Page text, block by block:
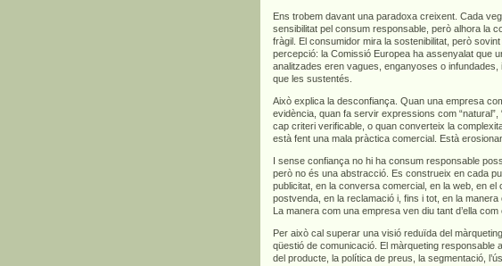
Ens trobem davant una paradoxa creixent. Cada
sensibilitat pel consum responsable, però alhora la
fràgil. El consumidor mira la sostenibilitat, però
percepció: la Comissió Europea ha assenyalat que
analitzades eren vagues, enganyoses o infundades,
que les sustentés.
Això explica la desconfiança. Quan una empresa
evidència, quan fa servir expressions com “natural”,
cap criteri verificable, o quan converteix la
està fent una mala pràctica comercial. Està
I sense confiança no hi ha consum responsable
però no és una abstracció. Es construeix en cada
publicitat, en la conversa comercial, en la web, en
postvenda, en la reclamació i, fins i tot, en la manera
La manera com una empresa ven diu tant d’ella com
Per això cal superar una visió reduïda del
qüestió de comunicació. El màrqueting responsable
del producte, la política de preus, la segmentació,